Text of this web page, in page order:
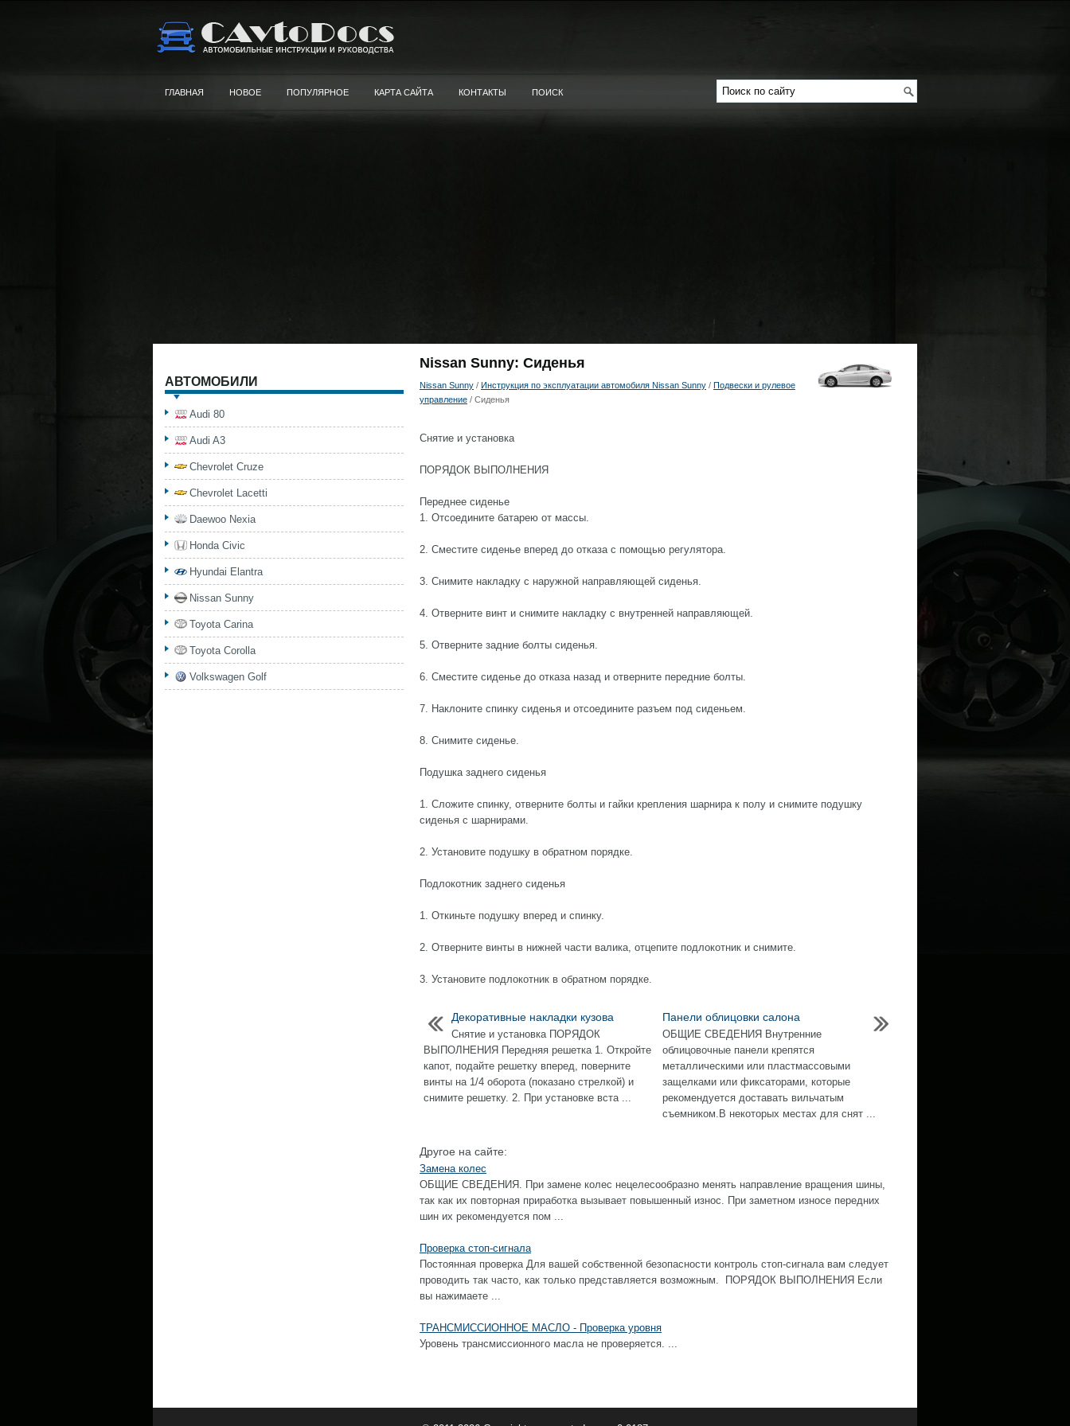
ГЛАВНАЯ НОВОЕ ПОПУЛЯРНОЕ КАРТА САЙТА КОНТАКТЫ ПОИСК
Nissan Sunny: Сиденья
Nissan Sunny / Инструкция по эксплуатации автомобиля Nissan Sunny / Подвески и рулевое
управление / Сиденья
Снятие и установка
ПОРЯДОК ВЫПОЛНЕНИЯ
Переднее сиденье
1. Отсоедините батарею от массы.
2. Сместите сиденье вперед до отказа с помощью регулятора.
3. Снимите накладку с наружной направляющей сиденья.
4. Отверните винт и снимите накладку с внутренней направляющей.
5. Отверните задние болты сиденья.
6. Сместите сиденье до отказа назад и отверните передние болты.
7. Наклоните спинку сиденья и отсоедините разъем под сиденьем.
8. Снимите сиденье.
Подушка заднего сиденья
1. Сложите спинку, отверните болты и гайки крепления шарнира к полу и снимите подушку
сиденья с шарнирами.
2. Установите подушку в обратном порядке.
Подлокотник заднего сиденья
1. Откиньте подушку вперед и спинку.
2. Отверните винты в нижней части валика, отцепите подлокотник и снимите.
3. Установите подлокотник в обратном порядке.
Декоративные накладки кузова
Снятие и установка ПОРЯДОК
ВЫПОЛНЕНИЯ Передняя решетка 1. Откройте
капот, подайте решетку вперед, поверните
винты на 1/4 оборота (показано стрелкой) и
снимите решетку. 2. При установке вста ...
Панели облицовки салона
ОБЩИЕ СВЕДЕНИЯ Внутренние
облицовочные панели крепятся
металлическими или пластмассовыми
защелками или фиксаторами, которые
рекомендуется доставать вильчатым
съемником.В некоторых местах для снят ...
Другое на сайте:
Замена колес
ОБЩИЕ СВЕДЕНИЯ. При замене колес нецелесообразно менять направление вращения шины,
так как их повторная приработка вызывает повышенный износ. При заметном износе передних
шин их рекомендуется пом ...
Проверка стоп-сигнала
Постоянная проверка Для вашей собственной безопасности контроль стоп-сигнала вам следует
проводить так часто, как только представляется возможным. ПОРЯДОК ВЫПОЛНЕНИЯ Если
вы нажимаете ...
ТРАНСМИССИОННОЕ МАСЛО - Проверка уровня
Уровень трансмиссионного масла не проверяется. ...
АВТОМОБИЛИ
Audi 80
Audi A3
Chevrolet Cruze
Chevrolet Lacetti
Daewoo Nexia
Honda Civic
Hyundai Elantra
Nissan Sunny
Toyota Carina
Toyota Corolla
Volkswagen Golf